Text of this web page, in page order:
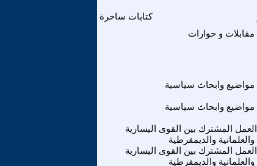
كتابات ساخرة
مقابلات و حوارات
مواضيع وابحاث سياسية
مواضيع وابحاث سياسية
العمل المشترك بين القوى اليسارية
والعلمانية والديمقرطية
العمل المشترك بين القوى اليسارية
والعلمانية والديمقرطية